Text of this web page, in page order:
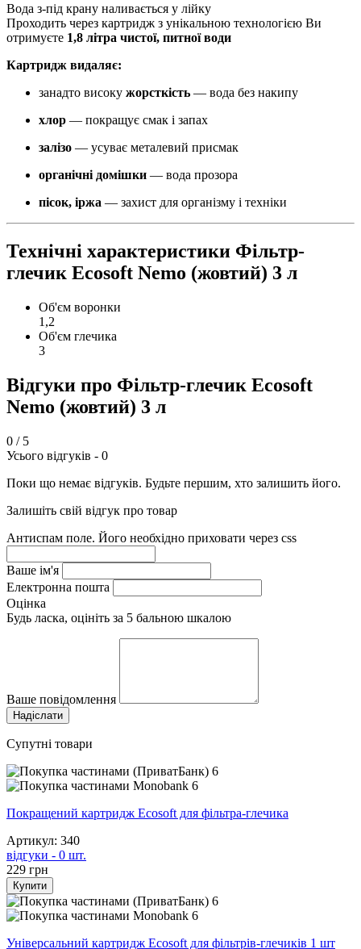
Вода з-під крану наливається у лійку
Проходить через картридж з унікальною технологією Ви
отримуєте 1,8 літра чистої, питної води
Картридж видаляє:
занадто високу жорсткість — вода без накипу
хлор — покращує смак і запах
залізо — усуває металевий присмак
органічні домішки — вода прозора
пісок, іржа — захист для організму і техніки
Технічні характеристики Фільтр-
глечик Ecosoft Nemo (жовтий) 3 л
Об'єм воронки
1,2
Об'єм глечика
3
Відгуки про Фільтр-глечик Ecosoft
Nemo (жовтий) 3 л
0 / 5
Усього відгуків - 0
Поки що немає відгуків. Будьте першим, хто залишить його.
Залишіть свій відгук про товар
Антиспам поле. Його необхідно приховати через css
Ваше ім'я
Електронна пошта
Оцінка
Будь ласка, оцініть за 5 бальною шкалою
Ваше повідомлення
Супутні товари
6
6
Покращений картридж Ecosoft для фільтра-глечика
Артикул: 340
відгуки - 0 шт.
229 грн
Купити
6
6
Універсальний картридж Ecosoft для фільтрів-глечиків 1 шт